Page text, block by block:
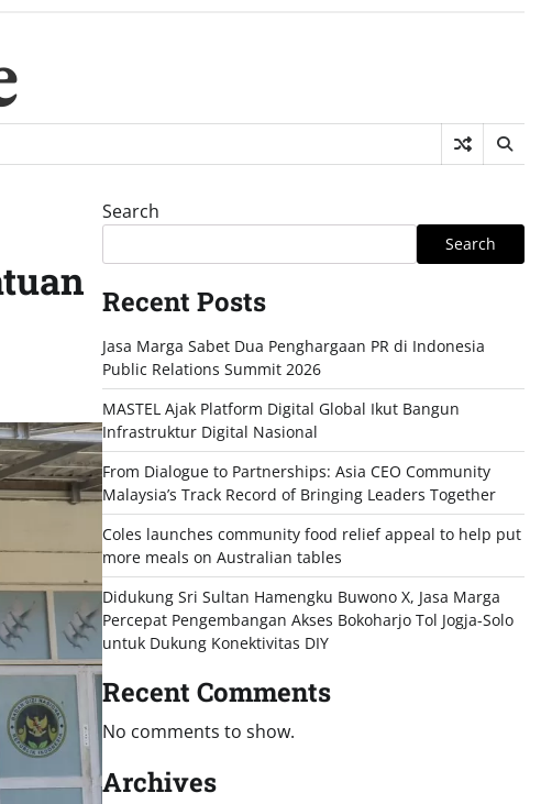
Search
Search
Recent Posts
Jasa Marga Sabet Dua Penghargaan PR di Indonesia
Public Relations Summit 2026
MASTEL Ajak Platform Digital Global Ikut Bangun
Infrastruktur Digital Nasional
From Dialogue to Partnerships: Asia CEO Community
Malaysia’s Track Record of Bringing Leaders Together
Coles launches community food relief appeal to help put
more meals on Australian tables
Didukung Sri Sultan Hamengku Buwono X, Jasa Marga
Percepat Pengembangan Akses Bokoharjo Tol Jogja-Solo
untuk Dukung Konektivitas DIY
Recent Comments
No comments to show.
Archives